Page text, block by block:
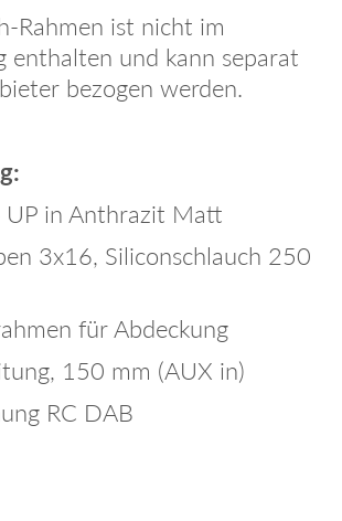
Rahmen ist nicht im
enthalten und kann separat
bezogen werden.
UP in Anthrazit Matt
3x16, Siliconschlauch 250
für Abdeckung
150 mm (AUX in)
RC DAB